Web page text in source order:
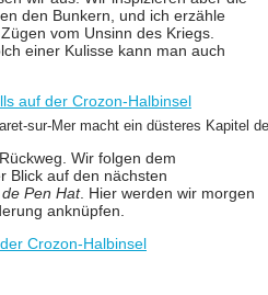
den Bunkern, und ich erzähle
vom Unsinn des Kriegs.
einer Kulisse kann man auch
sur-Mer macht ein düsteres Kapitel
Wir folgen dem
Blick auf den nächsten
Pen Hat. Hier werden wir morgen
anknüpfen.